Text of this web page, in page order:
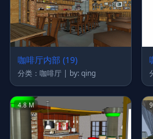
咖啡厅内部 (19)
分类：咖啡厅 | by: qing
4.8 M